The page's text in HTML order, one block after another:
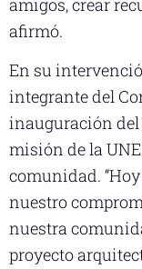
amigos, crear
afirmó.
En su
integrante del
inauguración del
misión de la
comunidad.
nuestro
nuestra
proyecto